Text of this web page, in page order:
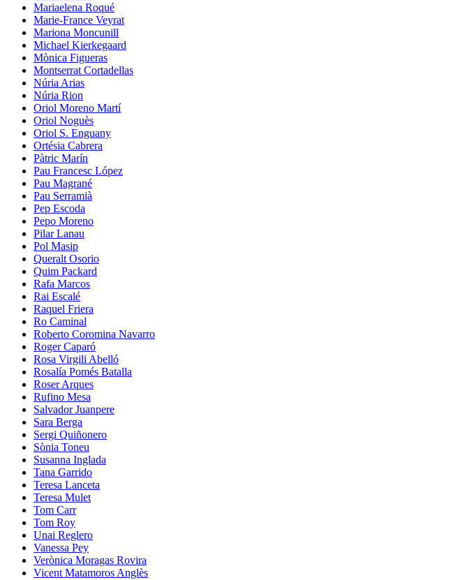
Mariaelena Roqué
Marie-France Veyrat
Mariona Moncunill
Michael Kierkegaard
Mònica Figueras
Montserrat Cortadellas
Núria Arias
Núria Rion
Oriol Moreno Martí
Oriol Noguès
Oriol S. Enguany
Ortésia Cabrera
Pàtric Marín
Pau Francesc López
Pau Magrané
Pau Serramià
Pep Escoda
Pepo Moreno
Pilar Lanau
Pol Masip
Queralt Osorio
Quim Packard
Rafa Marcos
Rai Escalé
Raquel Friera
Ro Caminal
Roberto Coromina Navarro
Roger Caparó
Rosa Virgili Abelló
Rosalía Pomés Batalla
Roser Arques
Rufino Mesa
Salvador Juanpere
Sara Berga
Sergi Quiñonero
Sònia Toneu
Susanna Inglada
Tana Garrido
Teresa Lanceta
Teresa Mulet
Tom Carr
Tom Roy
Unai Reglero
Vanessa Pey
Verònica Moragas Rovira
Vicent Matamoros Anglès